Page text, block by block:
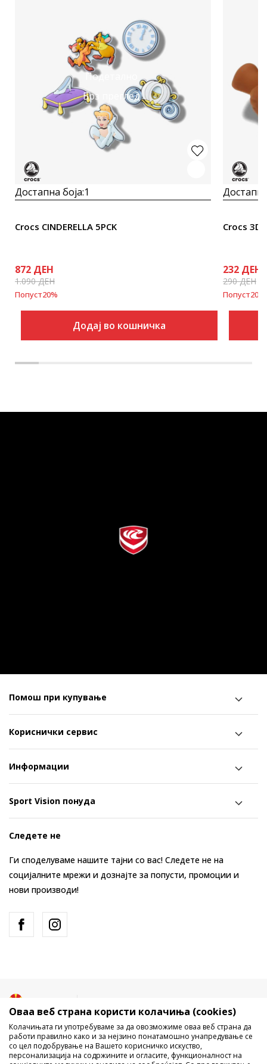
Подетално
Брз преглед
Достапна боја:1
Crocs CINDERELLA 5PCK
872 ДЕН
1.090ДЕН
Попуст20%
Додај во кошничка
Crocs 3D
232 ДЕН
290ДЕН
Попуст20
Помош при купување
Кориснички сервис
Информации
Sport Vision понуда
Следете не
Ги споделуваме нашите тајни со вас! Следете не на
социјалните мрежи и дознајте за попусти, промоции и
нови производи!
Оваа веб страна користи колачиња (cookies)
Колачињата ги употребуваме за да овозможиме оваа веб страна да
работи правилно како и за нејзино понатамошно унапредување се
со цел подобрување на Вашето корисничко искуство,
персонализација на содржините и огласите, функционалност на